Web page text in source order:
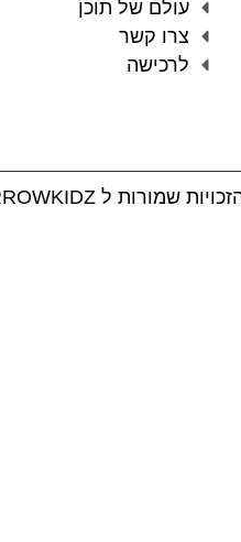
עולם של תוכן
צרו קשר
לרכישה